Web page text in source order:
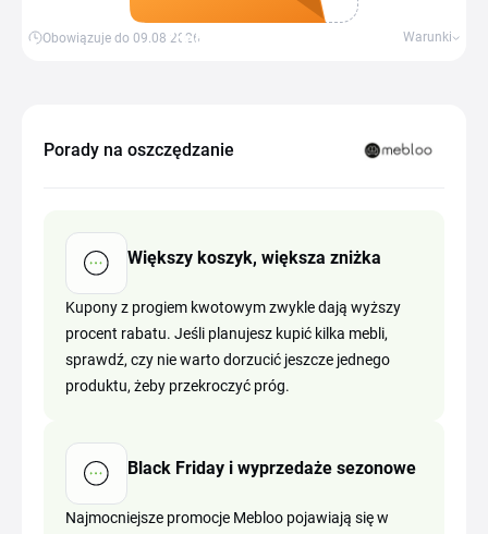
Zdobądź kupon
Obowiązuje do 09.08.2026 Warunki
Porady na oszczędzanie
Większy koszyk, większa zniżka
Kupony z progiem kwotowym zwykle dają wyższy
procent rabatu. Jeśli planujesz kupić kilka mebli,
sprawdź, czy nie warto dorzucić jeszcze jednego
produktu, żeby przekroczyć próg.
Black Friday i wyprzedaże sezonowe
Najmocniejsze promocje Mebloo pojawiają się w